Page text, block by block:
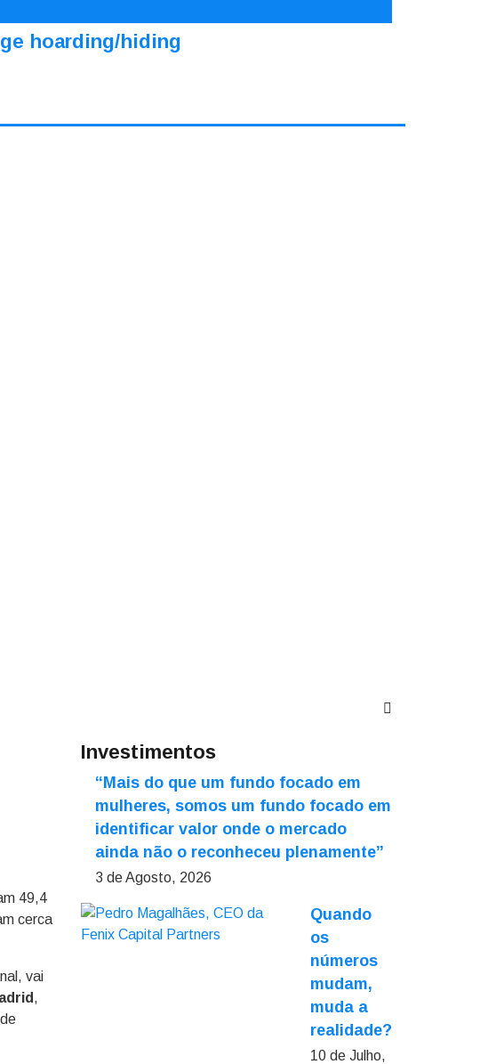
hoarding/hiding
49,4
cerca
vai
,
Investimentos
“Mais do que um fundo focado em
mulheres, somos um fundo focado em
identificar valor onde o mercado
ainda não o reconheceu plenamente”
3 de Agosto, 2026
Quando
os
números
mudam,
muda a
realidade?
10 de Julho,